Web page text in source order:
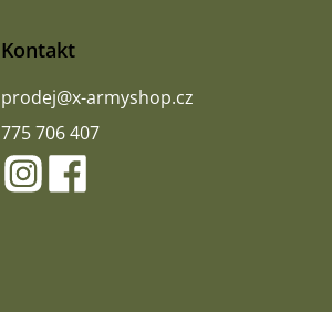
Kontakt
prodej@x-armyshop.cz
775 706 407